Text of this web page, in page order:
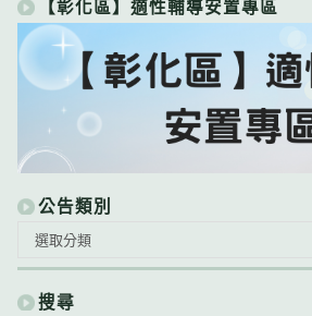
【彰化區】適性輔導安置專區
公告類別
類
別
選取分類
搜尋